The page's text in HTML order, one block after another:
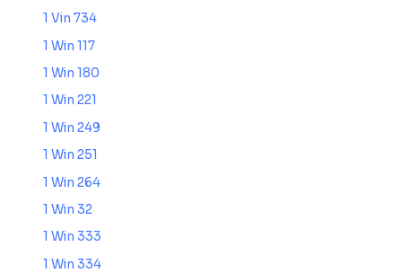
1 Vin 734
1 Win 117
1 Win 180
1 Win 221
1 Win 249
1 Win 251
1 Win 264
1 Win 32
1 Win 333
1 Win 334